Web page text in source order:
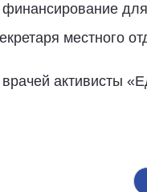
финансирование
местного
активисты